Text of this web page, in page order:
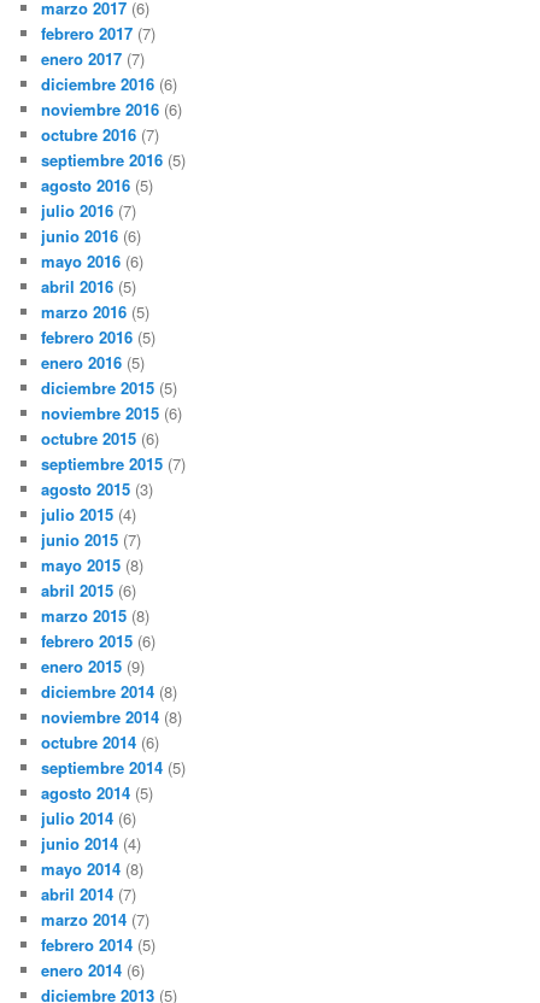
marzo 2017 (6)
febrero 2017 (7)
enero 2017 (7)
diciembre 2016 (6)
noviembre 2016 (6)
octubre 2016 (7)
septiembre 2016 (5)
agosto 2016 (5)
julio 2016 (7)
junio 2016 (6)
mayo 2016 (6)
abril 2016 (5)
marzo 2016 (5)
febrero 2016 (5)
enero 2016 (5)
diciembre 2015 (5)
noviembre 2015 (6)
octubre 2015 (6)
septiembre 2015 (7)
agosto 2015 (3)
julio 2015 (4)
junio 2015 (7)
mayo 2015 (8)
abril 2015 (6)
marzo 2015 (8)
febrero 2015 (6)
enero 2015 (9)
diciembre 2014 (8)
noviembre 2014 (8)
octubre 2014 (6)
septiembre 2014 (5)
agosto 2014 (5)
julio 2014 (6)
junio 2014 (4)
mayo 2014 (8)
abril 2014 (7)
marzo 2014 (7)
febrero 2014 (5)
enero 2014 (6)
diciembre 2013 (5)